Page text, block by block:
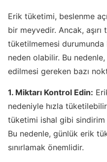
Erik tüketimi, beslenme
bir meyvedir. Ancak,
tüketilmemesi durumunda
neden olabilir. Bu
edilmesi gereken bazı
1. Miktarı Kontrol Edin:
nedeniyle hızla
tüketimi ishal gibi
Bu nedenle, günlük erik
sınırlamak önemlidir.